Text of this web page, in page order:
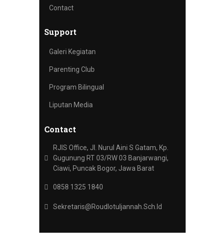
Contact
Support
Galeri Kegiatan
Parenting Club
Program Bilingual
Liputan Media
Contact
RJIS Office, Jl. Nurul Aini S Gatam, Kp.
Gugunung RT 03/RW 03 Banjarwangi,
Ciawi, Puncak Bogor, Jawa Barat
0858 1325 1840
Sekretaris@roudlotuljannah.sch.id